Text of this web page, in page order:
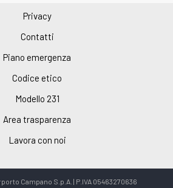
Privacy
Contatti
Piano emergenza
Codice etico
Modello 231
Area trasparenza
Lavora con noi
Campano S.p.A. | P.IVA 05463270636